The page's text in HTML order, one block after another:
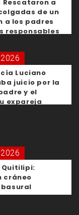
Rescataron a
de un
a los padres
responsables
Luciano
juicio por la
y el
expareja
Quitilipi:
cráneo
basural